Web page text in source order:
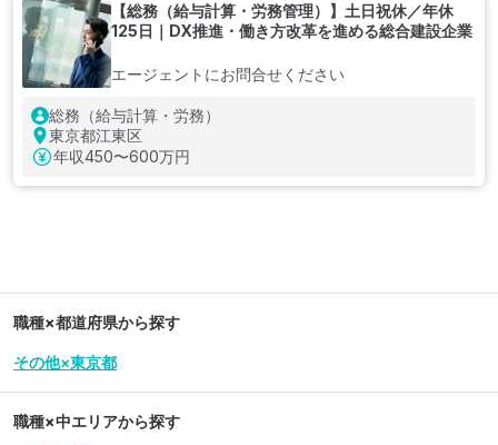
【総務（給与計算・労務管理）】土日祝休／年休
125日｜DX推進・働き方改革を進める総合建設企業
エージェントにお問合せください
総務（給与計算・労務）
東京都江東区
年収450〜600万円
職種×都道府県から探す
その他×東京都
職種×中エリアから探す